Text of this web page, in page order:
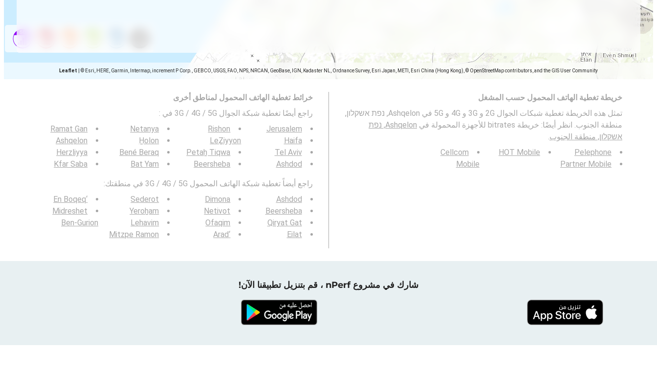
Leaflet © Esri, HERE, Garmin, Intermap, increment P Corp., GEBCO, USGS, FAO, NPS, NRCAN, GeoBase, IGN, Kadaster NL, Ordnance Survey, Esri Japan, METI, Esri China (Hong Kong), © OpenStreetMap contributors, and the GIS User Community
خريطة تغطية الهاتف المحمول حسب المشغل
تمثل هذه الخريطة تغطية شبكات الجوال 2G و 3G و 4G و 5G في Ashqelon, נפת אשקלון,
منطقة الجنوب. انظر أيضًا: خريطة bitrates للأجهزة المحمولة في
Ashqelon, נפת
אשקלון, منطقة الجنوب.
Pelephone
Partner Mobile
HOT Mobile
Cellcom
Mobile
خرائط تغطية الهاتف المحمول لمناطق أخرى
راجع أيضًا تغطية شبكة الجوال 3G / 4G / 5G في
:
Jerusalem
Haifa
Tel Aviv
Ashdod
Rishon
LeẔiyyon
Petaẖ Tiqwa
Beersheba
Netanya
H̱olon
Bené Beraq
Bat Yam
Ramat Gan
Ashqelon
Herzliyya
Kfar Saba
راجع أيضاً تغطية شبكة الهاتف المحمول 3G / 4G / 5G في منطقتك:
Ashdod
Beersheba
Qiryat Gat
Eilat
Dimona
Netivot
Ofaqim
‘Arad
Sederot
Yeroẖam
Lehavim
Mitzpe Ramon
‘En Boqeq
Midreshet
Ben-Gurion
شارك في مشروع nPerf ، قم بتنزيل تطبيقنا الآن!